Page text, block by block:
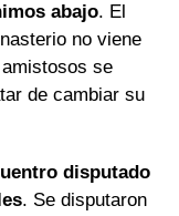
abajo. El
no viene
se
de cambiar su
disputado
. Se disputaron